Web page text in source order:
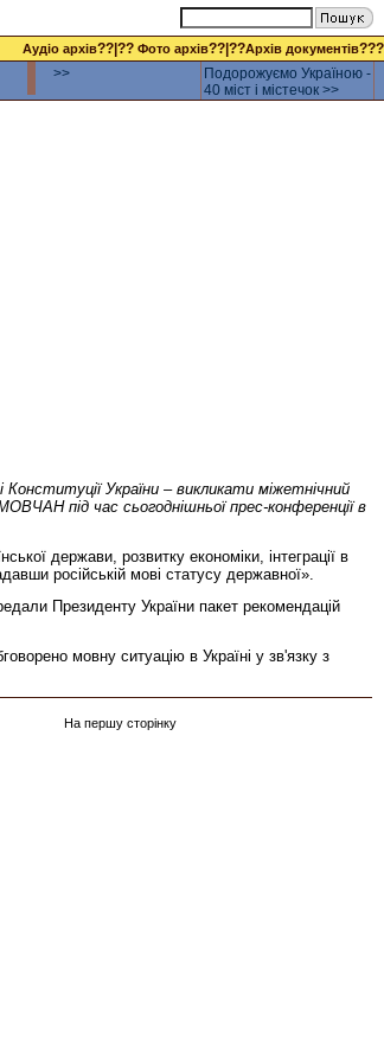
Аудіо архів??|?? Фото архів??|??Архів документів???
>>
Подорожуємо Україною -
40 міст і містечок >>
України – викликати міжетнічний
під час сьогоднішньої прес-конференції в
держави, розвитку економіки, інтеграції в
російській мові статусу державної».
Президенту України пакет рекомендацій
мовну ситуацію в Україні у зв'язку з
На першу сторінку